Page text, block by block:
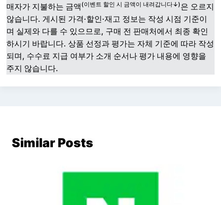
매자가 지불하는 금액 (이벤트 할인 시 금액이 내려갑니다↓)은 오르지
않습니다. 게시된 가격·할인·재고 정보는 작성 시점 기준이
며 실제와 다를 수 있으므로, 구매 전 판매처에서 최종 확인
하시기 바랍니다. 상품 선정과 평가는 자체 기준에 따라 작성
되며, 수수료 지급 여부가 소개 순서나 평가 내용에 영향을
주지 않습니다.
Similar Posts